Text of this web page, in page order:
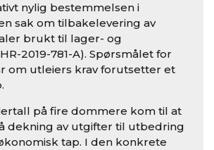
nylig bestemmelsen i
sak om tilbakelevering av
brukt til lager- og
2019-781-A). Spørsmålet for
om utleiers krav forutsetter et
på fire dommere kom til at
dekning av utgifter til utbedring
tap. I den konkrete